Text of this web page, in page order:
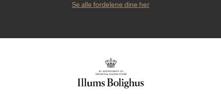
Se alle fordelene dine her